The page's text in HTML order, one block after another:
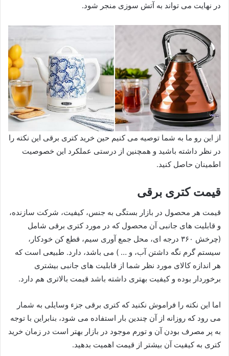
در نهایت می تواند به آتش سوزی منجر شود.
از این رو ما به شما توصیه می کنیم حین خرید کتری برقی این نکته را
در نظر داشته باشید و همچنین از درستی عملکرد این خصوصیت
اطمینان حاصل کنید.
قیمت کتری برقی
قیمت هر محصول در بازار بستگی به جنس، کیفیت، شرکت سازنده،
و قابلیت های جانبی آن محصول که در مورد کتری برقی شامل
(چرخش ۳۶۰ درجه ای، محل جمع آوری سیم، قطع کن خودکار،
سیستم گرم نگه داشتن آب، و … ) می باشد، دارد. طبیعی است که
هر اندازه کالای مورد نظر شما از قابلیت های جانبی بیشتری
برخوردار بوده و کیفیت بهتری داشته باشد قیمت بالاتری هم دارد.
اما این نکته را فراموش نکنید که کتری برقی جزء وسایلی به شمار
می رود که روزانه از آن چندین بار استفاده می شود، بنابراین با توجه
به پر مصرف بودن آن و تورم موجود در بازار بهتر است در زمان خرید
کتری به کیفیت آن بیشتر از قیمت اهمیت بدهید.